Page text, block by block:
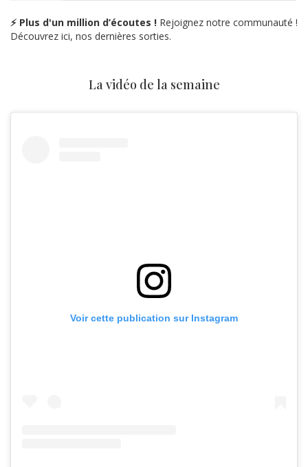
⚡ Plus d'un million d’écoutes ! Rejoignez notre communauté !
Découvrez ici, nos dernières sorties.
La vidéo de la semaine
Voir cette publication sur Instagram